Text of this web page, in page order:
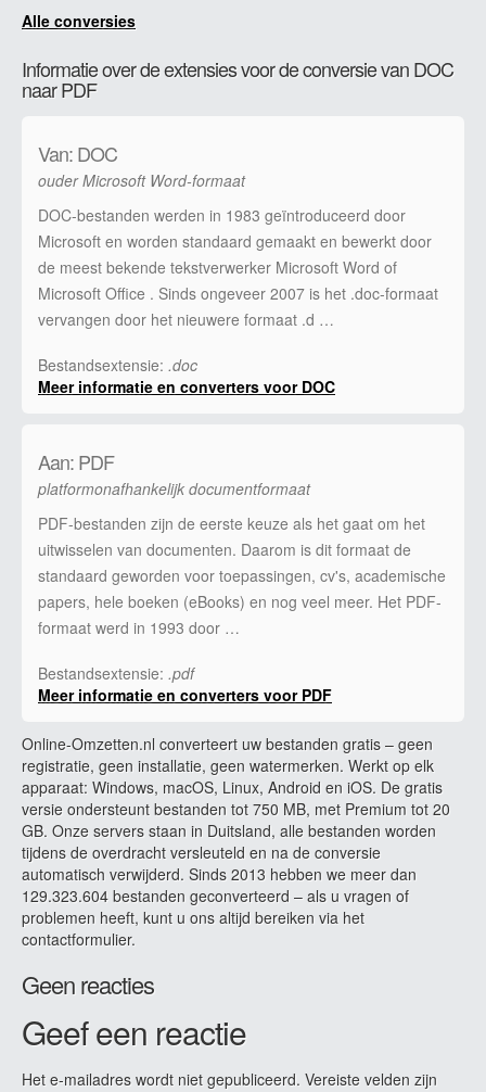
Alle conversies
Informatie over de extensies voor de conversie van DOC
naar PDF
Van: DOC
ouder Microsoft Word-formaat
DOC-bestanden werden in 1983 geïntroduceerd door
Microsoft en worden standaard gemaakt en bewerkt door
de meest bekende tekstverwerker Microsoft Word of
Microsoft Office . Sinds ongeveer 2007 is het .doc-formaat
vervangen door het nieuwere formaat .d …
Bestandsextensie: .doc
Meer informatie en converters voor DOC
Aan: PDF
platformonafhankelijk documentformaat
PDF-bestanden zijn de eerste keuze als het gaat om het
uitwisselen van documenten. Daarom is dit formaat de
standaard geworden voor toepassingen, cv's, academische
papers, hele boeken (eBooks) en nog veel meer. Het PDF-
formaat werd in 1993 door …
Bestandsextensie: .pdf
Meer informatie en converters voor PDF
Online-Omzetten.nl converteert uw bestanden gratis – geen
registratie, geen installatie, geen watermerken. Werkt op elk
apparaat: Windows, macOS, Linux, Android en iOS. De gratis
versie ondersteunt bestanden tot 750 MB, met Premium tot 20
GB. Onze servers staan in Duitsland, alle bestanden worden
tijdens de overdracht versleuteld en na de conversie
automatisch verwijderd. Sinds 2013 hebben we meer dan
129.323.604 bestanden geconverteerd – als u vragen of
problemen heeft, kunt u ons altijd bereiken via het
contactformulier.
Geen reacties
Geef een reactie
Het e-mailadres wordt niet gepubliceerd. Vereiste velden zijn